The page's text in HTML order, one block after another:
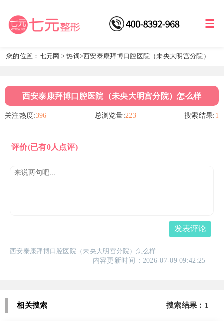
您的位置： 七元网 >热词 >西安泰康拜博口腔医院（未央大明宫分院）怎
西安泰康拜博口腔医院（未央大明宫分院）怎么样
关注热度:396 总浏览量:223 搜索结果: 1
评价(已有0人点评)
发表评论
西安泰康拜博口腔医院（未央大明宫分院）怎么样
内容更新时间：2026-07-09 09:42:25
相关搜索 搜索结果：1